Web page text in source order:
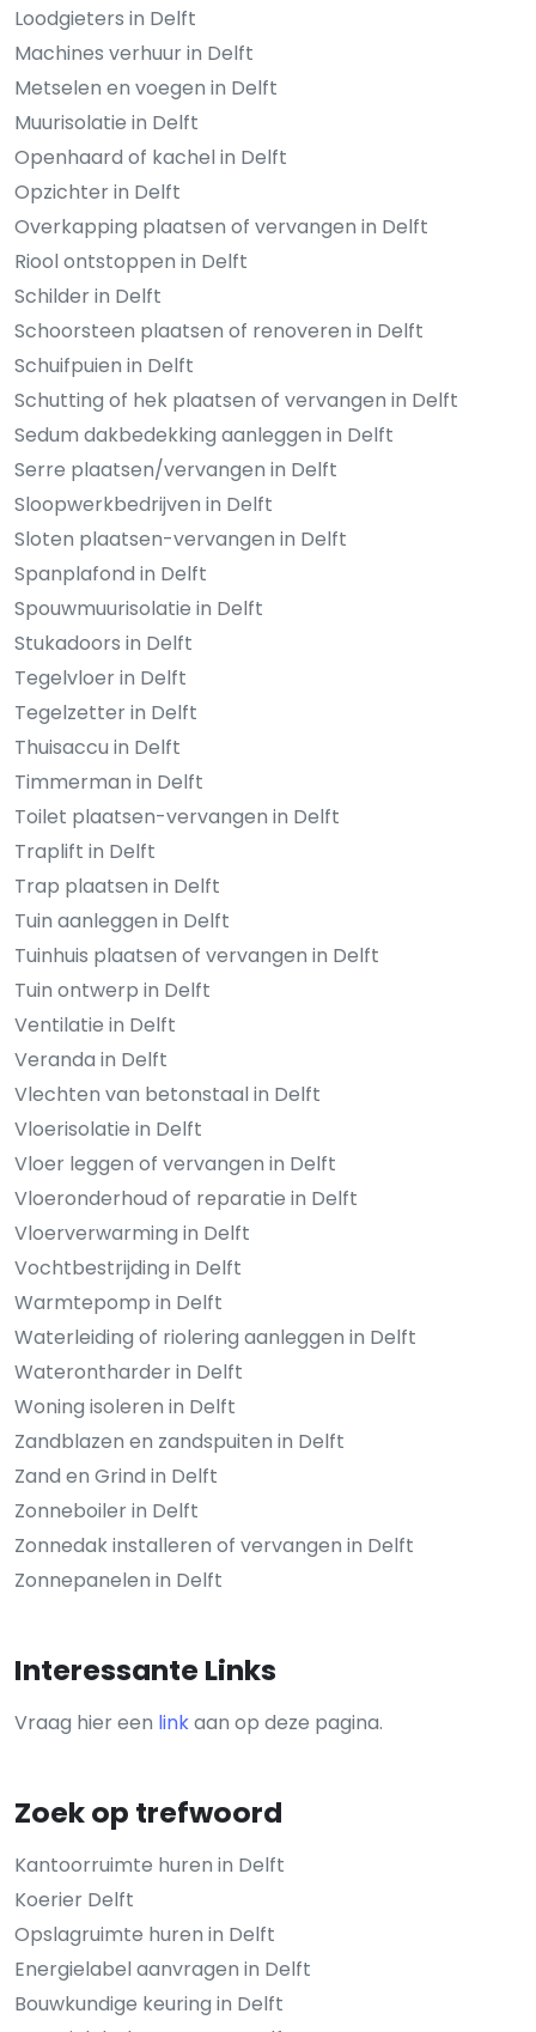
Loodgieters in Delft
Machines verhuur in Delft
Metselen en voegen in Delft
Muurisolatie in Delft
Openhaard of kachel in Delft
Opzichter in Delft
Overkapping plaatsen of vervangen in Delft
Riool ontstoppen in Delft
Schilder in Delft
Schoorsteen plaatsen of renoveren in Delft
Schuifpuien in Delft
Schutting of hek plaatsen of vervangen in Delft
Sedum dakbedekking aanleggen in Delft
Serre plaatsen/vervangen in Delft
Sloopwerkbedrijven in Delft
Sloten plaatsen-vervangen in Delft
Spanplafond in Delft
Spouwmuurisolatie in Delft
Stukadoors in Delft
Tegelvloer in Delft
Tegelzetter in Delft
Thuisaccu in Delft
Timmerman in Delft
Toilet plaatsen-vervangen in Delft
Traplift in Delft
Trap plaatsen in Delft
Tuin aanleggen in Delft
Tuinhuis plaatsen of vervangen in Delft
Tuin ontwerp in Delft
Ventilatie in Delft
Veranda in Delft
Vlechten van betonstaal in Delft
Vloerisolatie in Delft
Vloer leggen of vervangen in Delft
Vloeronderhoud of reparatie in Delft
Vloerverwarming in Delft
Vochtbestrijding in Delft
Warmtepomp in Delft
Waterleiding of riolering aanleggen in Delft
Waterontharder in Delft
Woning isoleren in Delft
Zandblazen en zandspuiten in Delft
Zand en Grind in Delft
Zonneboiler in Delft
Zonnedak installeren of vervangen in Delft
Zonnepanelen in Delft
Interessante Links
Vraag hier een linkaan op deze pagina.
Zoek op trefwoord
Kantoorruimte huren in Delft
Koerier Delft
Opslagruimte huren in Delft
Energielabel aanvragen in Delft
Bouwkundige keuring in Delft